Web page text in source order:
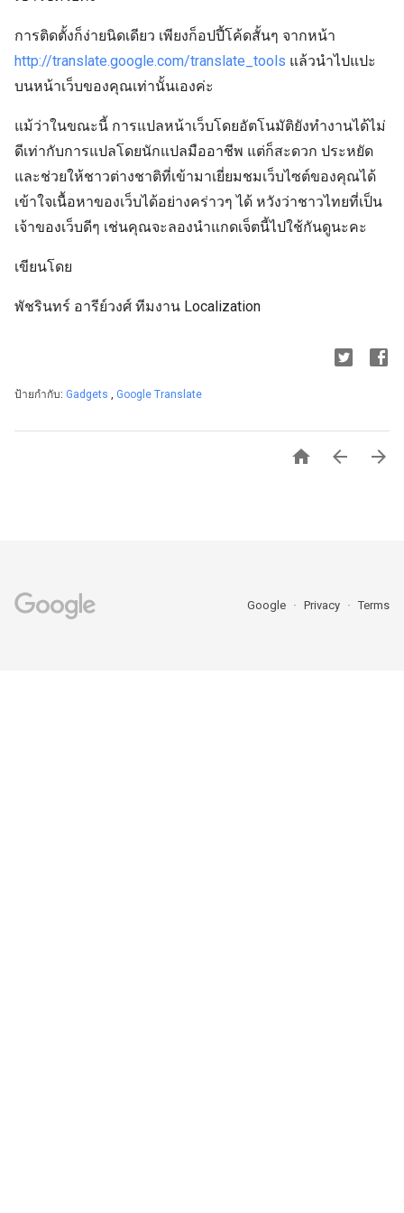
การติดตั้งก็ง่ายนิดเดียว เพียงก็อปปี้โค้ดสั้นๆ จากหน้า
http://translate.google.com/translate_tools แล้วนำไปแปะ
บนหน้าเว็บของคุณเท่านั้นเองค่ะ
แม้ว่าในขณะนี้ การแปลหน้าเว็บโดยอัตโนมัติยังทำงานได้ไม่
ดีเท่ากับการแปลโดยนักแปลมืออาชีพ แต่ก็สะดวก ประหยัด
และช่วยให้ชาวต่างชาติที่เข้ามาเยี่ยมชมเว็บไซต์ของคุณได้
เข้าใจเนื้อหาของเว็บได้อย่างคร่าวๆ ได้ หวังว่าชาวไทยที่เป็น
เจ้าของเว็บดีๆ เช่นคุณจะลองนำแกดเจ็ตนี้ไปใช้กันดูนะคะ
เขียนโดย
พัชรินทร์ อารีย์วงศ์ ทีมงาน Localization
ป้ายกำกับ: Gadgets , Google Translate
  
Google Privacy Terms